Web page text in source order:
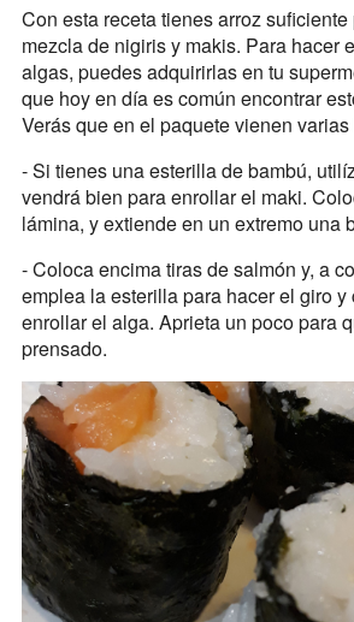
Con esta receta tienes arroz
mezcla de nigiris y makis. Para hacer
algas, puedes adquirirlas en tu
que hoy en día es común encontrar
Verás que en el paquete vienen
- Si tienes una esterilla de bambú,
vendrá bien para enrollar el maki.
lámina, y extiende en un extremo una
- Coloca encima tiras de salmón y, a
emplea la esterilla para hacer el giro y
enrollar el alga. Aprieta un poco para
prensado.